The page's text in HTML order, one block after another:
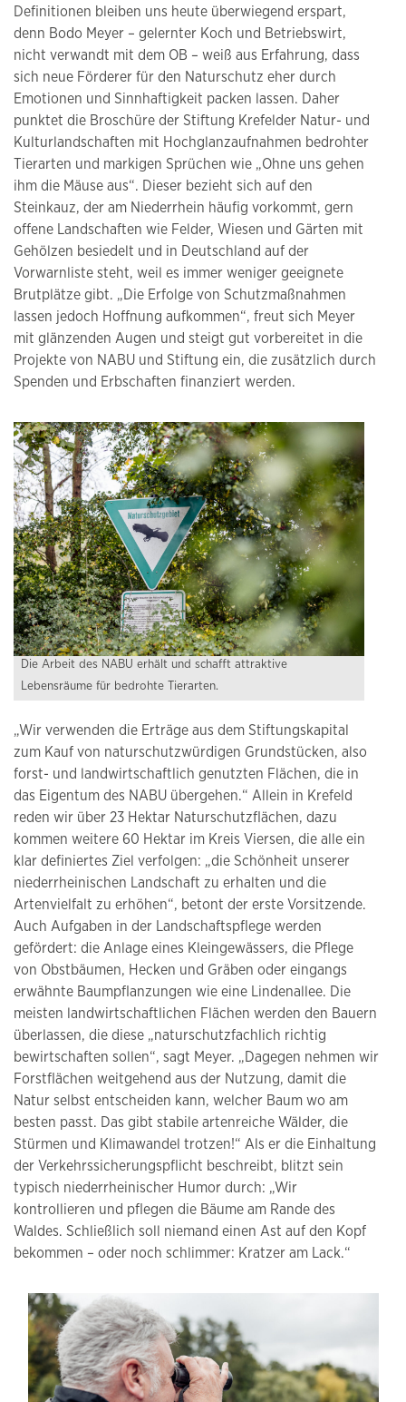
Definitionen bleiben uns heute überwiegend erspart,
denn Bodo Meyer – gelernter Koch und Betriebswirt,
nicht verwandt mit dem OB – weiß aus Erfahrung, dass
sich neue Förderer für den Naturschutz eher durch
Emotionen und Sinnhaftigkeit packen lassen. Daher
punktet die Broschüre der Stiftung Krefelder Natur- und
Kulturlandschaften mit Hochglanzaufnahmen bedrohter
Tierarten und markigen Sprüchen wie „Ohne uns gehen
ihm die Mäuse aus“. Dieser bezieht sich auf den
Steinkauz, der am Niederrhein häufig vorkommt, gern
offene Landschaften wie Felder, Wiesen und Gärten mit
Gehölzen besiedelt und in Deutschland auf der
Vorwarnliste steht, weil es immer weniger geeignete
Brutplätze gibt. „Die Erfolge von Schutzmaßnahmen
lassen jedoch Hoffnung aufkommen“, freut sich Meyer
mit glänzenden Augen und steigt gut vorbereitet in die
Projekte von NABU und Stiftung ein, die zusätzlich durch
Spenden und Erbschaften finanziert werden.
Die Arbeit des NABU erhält und schafft attraktive
Lebensräume für bedrohte Tierarten.
„Wir verwenden die Erträge aus dem Stiftungskapital
zum Kauf von naturschutzwürdigen Grundstücken, also
forst- und landwirtschaftlich genutzten Flächen, die in
das Eigentum des NABU übergehen.“ Allein in Krefeld
reden wir über 23 Hektar Naturschutzflächen, dazu
kommen weitere 60 Hektar im Kreis Viersen, die alle ein
klar definiertes Ziel verfolgen: „die Schönheit unserer
niederrheinischen Landschaft zu erhalten und die
Artenvielfalt zu erhöhen“, betont der erste Vorsitzende.
Auch Aufgaben in der Landschaftspflege werden
gefördert: die Anlage eines Kleingewässers, die Pflege
von Obstbäumen, Hecken und Gräben oder eingangs
erwähnte Baumpflanzungen wie eine Lindenallee. Die
meisten landwirtschaftlichen Flächen werden den Bauern
überlassen, die diese „naturschutzfachlich richtig
bewirtschaften sollen“, sagt Meyer. „Dagegen nehmen wir
Forstflächen weitgehend aus der Nutzung, damit die
Natur selbst entscheiden kann, welcher Baum wo am
besten passt. Das gibt stabile artenreiche Wälder, die
Stürmen und Klimawandel trotzen!“ Als er die Einhaltung
der Verkehrssicherungspflicht beschreibt, blitzt sein
typisch niederrheinischer Humor durch: „Wir
kontrollieren und pflegen die Bäume am Rande des
Waldes. Schließlich soll niemand einen Ast auf den Kopf
bekommen – oder noch schlimmer: Kratzer am Lack.“